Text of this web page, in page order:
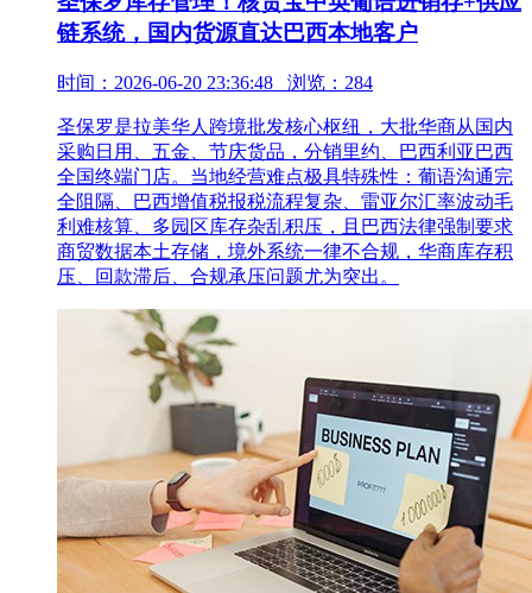
链系统，国内货源直达巴西本地客户
时间：2026-06-20 23:36:48 浏览：284
圣保罗是拉美华人跨境批发核心枢纽，大批华商从国内
采购日用、五金、节庆货品，分销里约、巴西利亚巴西
全国终端门店。当地经营难点极具特殊性：葡语沟通完
全阻隔、巴西增值税报税流程复杂、雷亚尔汇率波动毛
利难核算、多园区库存杂乱积压，且巴西法律强制要求
商贸数据本土存储，境外系统一律不合规，华商库存积
压、回款滞后、合规承压问题尤为突出。